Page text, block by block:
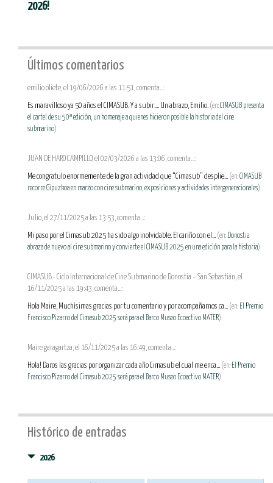
2026!
Últimos comentarios
emilio oliete, el 19/06/2026 a las 11:51, comenta...:
Es maravilloso ya 50 años el CIMASUB. Y a subir.... Un abrazo, Emilio. (en:CIMASUB presenta
el cartel de su 50ª edición, un homenaje a quienes hicieron posible la historia del cine
submarino)
JUAN DE HARO CAMPILLO, el 02/03/2026 a las 13:06, comenta...:
Me congratulo enormemente de la gran actividad que “Cimasub” desplie... (en:CIMASUB
recorre Gipuzkoa en marzo con cine submarino, exposiciones y actividades intergeneracionales)
Julio, el 27/11/2025 a las 13:53, comenta...:
Mi paso por el Cimasub 2025 ha sido algo inolvidable. El cariño con el... (en: Donostia
abraza de nuevo al cine submarino y convierte el CIMASUB 2025 en una edición para la historia)
CIMASUB - Ciclo Internacional de Cine Submarino de Donostia – San Sebastián, el
16/11/2025 a las 19:43, comenta...:
Hola Maire, Muchísimas gracias por tu comentario y por acompañarnos ca... (en: El Premio
Francisco Pizarro del Cimasub 2025 será para el Barco Museo Ecoactivo MATER)
Maire garagartza, el 16/11/2025 a las 16:49, comenta...:
Hola! Daros las gracias por organizar cada año Cimasub el cual me enca... (en: El Premio
Francisco Pizarro del Cimasub 2025 será para el Barco Museo Ecoactivo MATER)
Histórico de entradas
2026